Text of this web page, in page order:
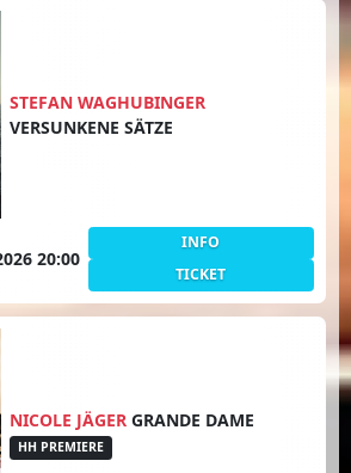
STEFAN WAGHUBINGER
VERSUNKENE SÄTZE
20:00
INFO
TICKET
NICOLE JÄGER GRANDE DAME
HH PREMIERE